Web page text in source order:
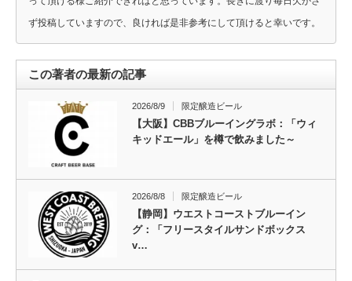
ず投稿していますので、良ければ是非参考にして頂けると幸いです。
この著者の最新の記事
2026/8/9 限定醸造ビール
【大阪】CBBブルーイングラボ：「ウィ
キッドエール」を樽で飲みました～
2026/8/8 限定醸造ビール
【静岡】ウエストコーストブルーイン
グ：「フリースタイルサンドボックス
v…